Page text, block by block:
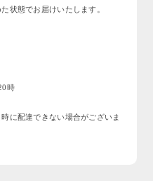
状態でお届けいたします。
時
に配達できない場合がございま